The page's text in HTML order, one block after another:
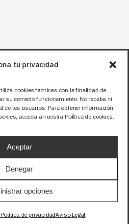
tu privacidad
cookies técnicas con la finalidad de
su correcto funcionamiento. No recaba ni
de los usuarios. Para obtener información
acceda a nuestra Política de cookies.
Aceptar
Denegar
opciones
Política de privacidadAviso Legal
Tasa RAEE incluida en
que corresponda.